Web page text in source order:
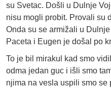
su Svetac. Došli u Dulnje
nisu mogli probit. Provali su
Onda su se armižali u
Paceta i Eugen je došal po
To je bil mirakul kad smo
odma jedan guc i išli smo
njima na vesla uspili smo se